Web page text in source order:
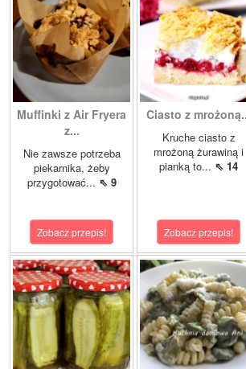
Muffinki z Air Fryera
z...
Nie zawsze potrzeba
piekarnika, żeby
przygotować... ⇖ 9
Zobacz przepis!
Ciasto z
Kruche ciasto z
mrożoną żurawiną i
pianką to... ⇖ 14
Zobacz przepis!